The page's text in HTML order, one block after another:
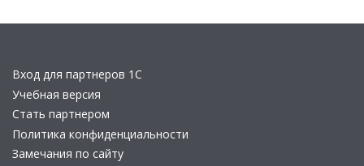
Вход для партнеров 1С
Учебная версия
Стать партнером
Политика конфиденциальности
Замечания по сайту